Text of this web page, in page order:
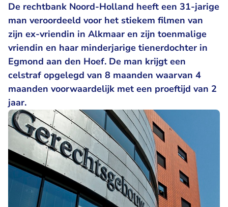
De rechtbank Noord-Holland heeft een 31-jarige
man veroordeeld voor het stiekem filmen van
zijn ex-vriendin in Alkmaar en zijn toenmalige
vriendin en haar minderjarige tienerdochter in
Egmond aan den Hoef. De man krijgt een
celstraf opgelegd van 8 maanden waarvan 4
maanden voorwaardelijk met een proeftijd van 2
jaar.